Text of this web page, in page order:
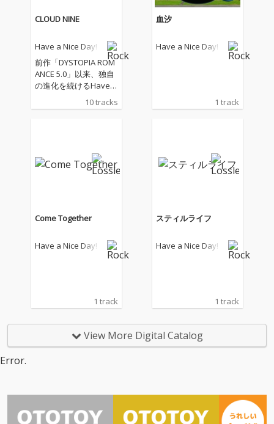
CLOUD NINE
Have a Nice Day!
前作「DYSTOPIA ROM
ANCE 5.0」以来、独自
の進化を続けるHave a
Nice Day!のニューアル
バム。ミニマルで土臭
多幸感に溢れるサイケ
ロックアンセム「ROC
ソング「スティルライ
フ」etc。EDM、UK GA
ーウェーブなど様々な
音楽を飲み込みんだト
る人々のブルースとし
代、東京のアンダーグ
ラウンドを躍動するダ
10 tracks
血汐
Have a Nice Day!
1 track
Come Together
Have a Nice Day!
1 track
スティルライフ
Have a Nice Day!
1 track
View More Digital Catalog
Error.